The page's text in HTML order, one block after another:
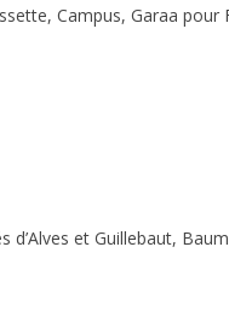
Campus, Garaa pour
d’Alves et Guillebaut,